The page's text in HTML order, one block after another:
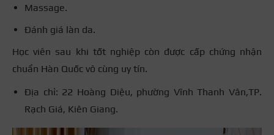
Massage.
Đánh giá làn da.
Học viên sau khi tốt nghiệp còn được cấp chứng nhận
chuẩn Hàn Quốc vô cùng uy tín.
Địa chỉ: 22 Hoàng Diệu, phường Vĩnh Thanh Vân,TP.
Rạch Giá, Kiên Giang.